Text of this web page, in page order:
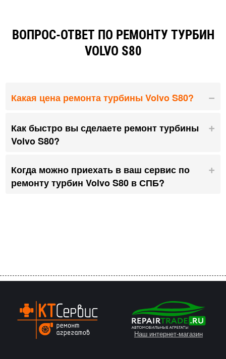
ВОПРОС-ОТВЕТ ПО РЕМОНТУ ТУРБИН
VOLVO S80
Какая цена ремонта турбины Volvo S80?
Как быстро вы сделаете ремонт турбины
Volvo S80?
Когда можно приехать в ваш сервис по
ремонту турбин Volvo S80 в СПБ?
Наш интернет-магазин